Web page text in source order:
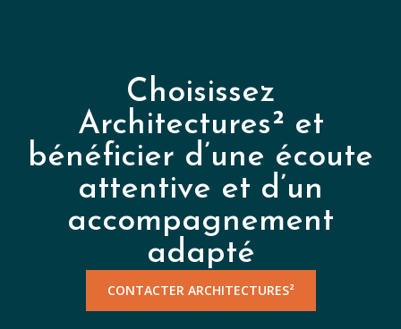
Choisissez
Architectures² et
bénéficier d’une écoute
attentive et d’un
accompagnement
adapté
CONTACTER ARCHITECTURES²